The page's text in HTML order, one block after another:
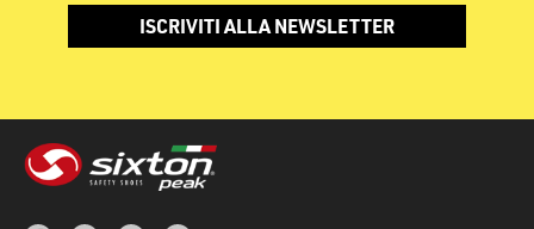
ISCRIVITI ALLA NEWSLETTER